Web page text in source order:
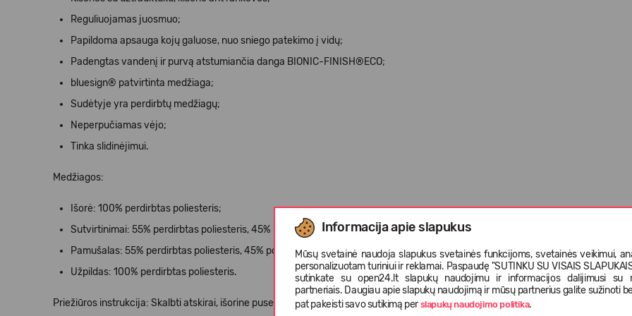
Informacija apie slapukus
Mūsų svetainė naudoja slapukus svetainės funkcijoms, svetainės veikimui,
personalizuotam turiniui ir reklamai. Paspaudę "SUTINKU SU VISAIS
sutinkate su open24.lt slapukų naudojimu ir informacijos dalijimusi su
partneriais. Daugiau apie slapukų naudojimą ir mūsų partnerius galite sužinoti
pat pakeisti savo sutikimą per slapukų naudojimo politika.
Reguliuojamas juosmuo;
Papildoma apsauga kojų galuose, nuo sniego patekimo į vidų;
Padengtas vandenį ir purvą atstumiančia danga BIONIC-FINISH®ECO;
bluesign® patvirtinta medžiaga;
Sudėtyje yra perdirbtų medžiagų;
Neperpučiamas vėjo;
Tinka slidinėjimui.
Medžiagos:
Išorė: 100% perdirbtas poliesteris;
Sutvirtinimai: 55% perdirbtas poliesteris, 45% poliesteris;
Pamušalas: 55% perdirbtas poliesteris, 45% poliesteris;
Užpildas: 100% perdirbtas poliesteris.
Priežiūros instrukcija: Skalbti atskirai, išorine puse. Prieš skalbimą užtraukite užtrauktukus ir užsekite velcro